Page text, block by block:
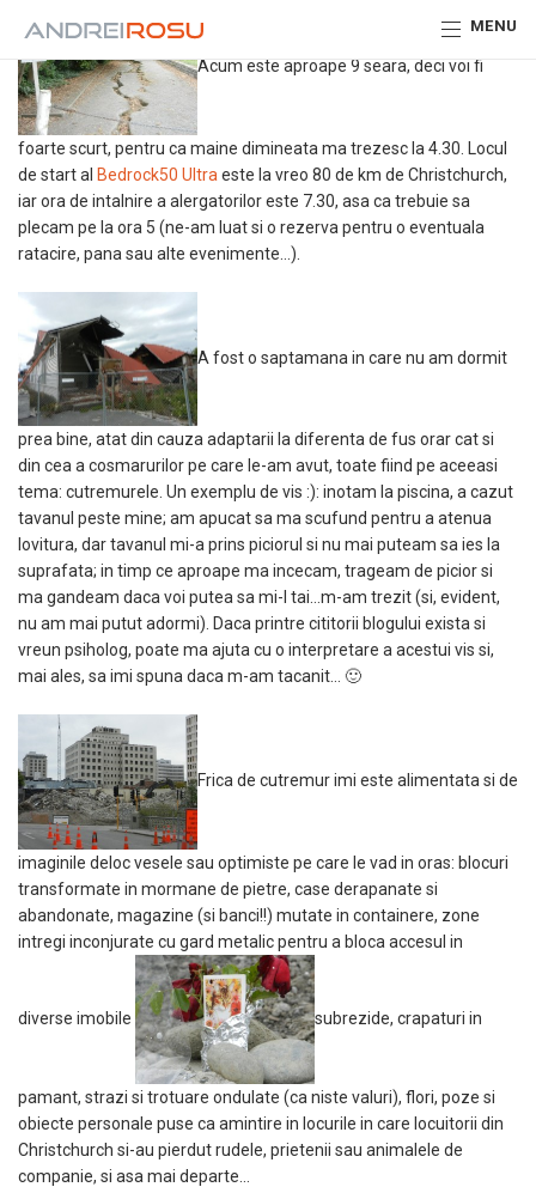
MENU
Acum este aproape 9 seara, deci voi fi
foarte scurt, pentru ca maine dimineata ma trezesc la 4.30. Locul
de start al Bedrock50 Ultra este la vreo 80 de km de Christchurch,
iar ora de intalnire a alergatorilor este 7.30, asa ca trebuie sa
plecam pe la ora 5 (ne-am luat si o rezerva pentru o eventuala
ratacire, pana sau alte evenimente…).
A fost o saptamana in care nu am dormit
prea bine, atat din cauza adaptarii la diferenta de fus orar cat si
din cea a cosmarurilor pe care le-am avut, toate fiind pe aceeasi
tema: cutremurele. Un exemplu de vis :): inotam la piscina, a cazut
tavanul peste mine; am apucat sa ma scufund pentru a atenua
lovitura, dar tavanul mi-a prins piciorul si nu mai puteam sa ies la
suprafata; in timp ce aproape ma incecam, trageam de picior si
ma gandeam daca voi putea sa mi-l tai…m-am trezit (si, evident,
nu am mai putut adormi). Daca printre cititorii blogului exista si
vreun psiholog, poate ma ajuta cu o interpretare a acestui vis si,
mai ales, sa imi spuna daca m-am tacanit… 🙂
Frica de cutremur imi este alimentata si de
imaginile deloc vesele sau optimiste pe care le vad in oras: blocuri
transformate in mormane de pietre, case derapanate si
abandonate, magazine (si banci!!) mutate in containere, zone
intregi inconjurate cu gard metalic pentru a bloca accesul in
diverse imobile subrezide, crapaturi in
pamant, strazi si trotuare ondulate (ca niste valuri), flori, poze si
obiecte personale puse ca amintire in locurile in care locuitorii din
Christchurch si-au pierdut rudele, prietenii sau animalele de
companie, si asa mai departe…